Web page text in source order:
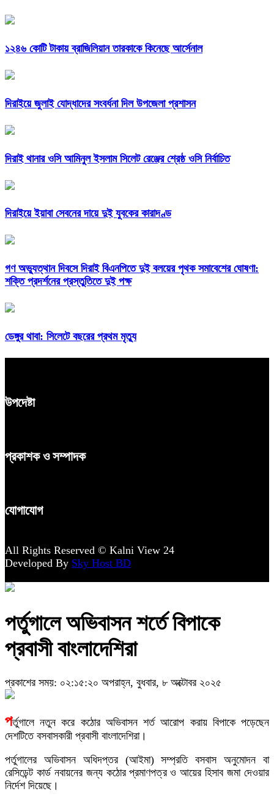
১২৪৬ কোটি টাকায় ব্রাজিলিয়ান তারকাকে কিনেছে আর্সেনাল
দিরাইয়ে জুলাই যোদ্ধাদের সংবর্ধনা দিল উপজেলা প্রশাসন
দিরাই থানার ওসি আমিনুল ইসলাম সিলেট রেঞ্জের শ্রেষ্ঠ ওসি নির্বাচিত
দিরাইয়ে ইয়াবা সেবনের দায়ে দুই যুবকের কারাদণ্ড
গণ অভ্যুত্থান দিবসে দিরাই বিএনপিতে দুই বলয়ের পৃথক সমাবেশের ঘোষণা:
শক্তি প্রদর্শনের প্রস্তুতিতে দুই পক্ষ
ডেঙ্গুর থাবা: সিলেটে বছরের প্রথম মৃত্যু
উপদেষ্টা
প্রকাশক ও সম্পাদক
যোগাযোগ
All Rights Reserved © Kalni View 24
Developed By Sky Host BD
পর্তুগালে অভিবাসন শর্তে বিপাকে
প্রবাসী বাংলাদেশিরা
প্রকাশের সময়: ০২:১৫:২০ অপরাহ্ন, বুধবার, ৮ অক্টোবর ২০২৫
পর্তুগালে নতুন করে কঠোর অভিবাসন শর্ত আরোপ করায় বিপাকে পড়েছেন
দেশটিতে বসবাসকারী প্রবাসী বাংলাদেশিরা।
পর্তুগালের অভিবাসন অধিদপ্তর (আইমা) সম্প্রতি বসবাস অনুমোদন বা
রেসিডেন্ট কার্ড নবায়নের জন্য কঠোর প্রমাণপত্র ও আয়ের হিসাব জমা দেওয়ার
নির্দেশ দিয়েছে।